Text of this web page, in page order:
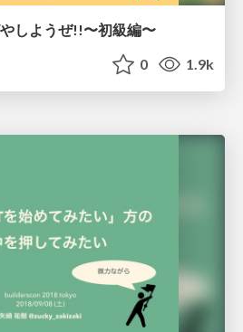
しようぜ!!〜初級編〜
0 1.9k